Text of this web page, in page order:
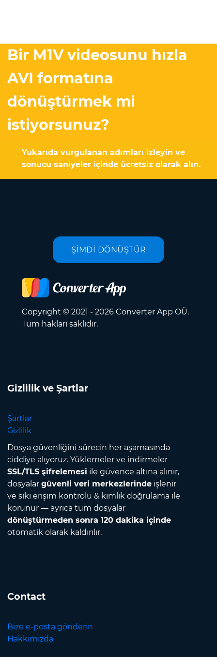
Bir M1V videosunu hızla
AVI formatına
dönüştürmek mi
istiyorsunuz?
Yukarıda vurgulanan adımları izleyin ve
sonucu saniyeler içinde ücretsiz olarak alın.
ŞİMDİ DÖNÜŞTÜR
Copyright © 2021 - 2026 Converter App OÜ.
Tüm hakları saklıdır.
Gizlilik ve Şartlar
Şartlar
Gizlilik
Dosya güvenliğini sürecin her aşamasında
ciddiye alıyoruz. Yüklemeler ve indirmeler
SSL/TLS şifrelemesi ile güvence altına alınır,
dosyalar güvenli veri merkezlerinde işlenir
ve sıkı erişim kontrolü & kimlik doğrulama ile
korunur — ayrıca tüm dosyalar
dönüştürmeden sonra 120 dakika içinde
otomatik olarak kaldırılır.
Contact
Bize e-posta gönderin
Hakkımızda